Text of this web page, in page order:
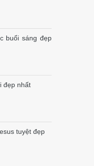
buổi sáng đẹp
đẹp nhất
tuyệt đẹp